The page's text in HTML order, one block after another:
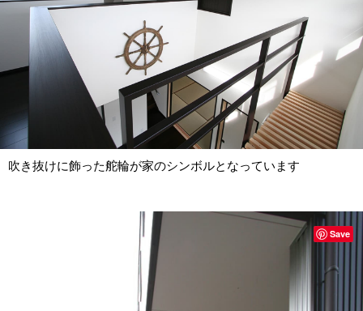
吹き抜けに飾った舵輪が家のシンボルとなっています
Save